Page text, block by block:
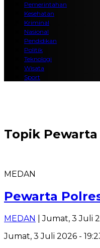
Pemerintahan
Kesehatan
Kriminal
Nasional
Pendidikan
Politik
Teknologi
Wisata
Sport
Topik
MEDAN
Pewarta
MEDAN
| Jumat, 3 Juli
Jumat, 3 Juli 2026 -